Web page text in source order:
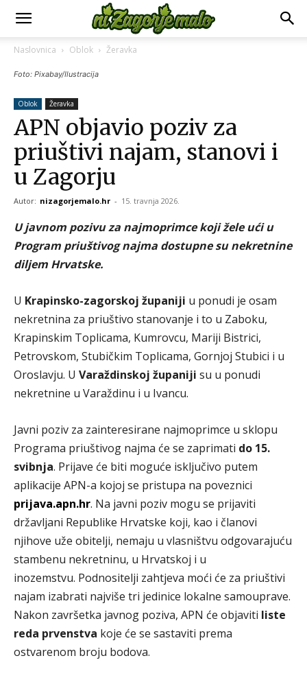
Naslovnica Oblok Žeravka
Foto: Pixabay/Ilustracija
Oblok Žeravka
APN objavio poziv za
priuštivi najam, stanovi i
u Zagorju
Autor: nizagorjemalo.hr - 15. travnja 2026.
U javnom pozivu za najmoprimce koji žele ući u
Program priuštivog najma dostupne su nekretnine
diljem Hrvatske.
U Krapinsko-zagorskoj županiji u ponudi je osam
nekretnina za priuštivo stanovanje i to u Zaboku,
Krapinskim Toplicama, Kumrovcu, Mariji Bistrici,
Petrovskom, Stubičkim Toplicama, Gornjoj Stubici i u
Oroslavju. U Varaždinskoj županiji su u ponudi
nekretnine u Varaždinu i u Ivancu.
Javni poziv za zainteresirane najmoprimce u sklopu
Programa priuštivog najma će se zaprimati do 15.
svibnja. Prijave će biti moguće isključivo putem
aplikacije APN-a kojoj se pristupa na poveznici
prijava.apn.hr. Na javni poziv mogu se prijaviti
državljani Republike Hrvatske koji, kao i članovi
njihove uže obitelji, nemaju u vlasništvu odgovarajuću
stambenu nekretninu, u Hrvatskoj i u
inozemstvu. Podnositelji zahtjeva moći će za priuštivi
najam izabrati najviše tri jedinice lokalne samouprave.
Nakon završetka javnog poziva, APN će objaviti liste
reda prvenstva koje će se sastaviti prema
ostvarenom broju bodova.